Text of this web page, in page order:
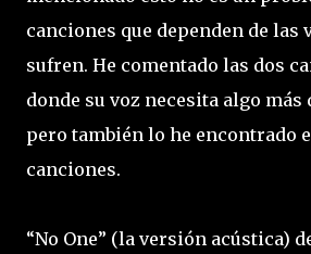
canciones que dependen de las
sufren. He comentado las dos
donde su voz necesita algo más
pero también lo he encontrado
canciones.
“No One” (la versión acústica)